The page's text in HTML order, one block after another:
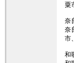
粟
奈
奈
市
和